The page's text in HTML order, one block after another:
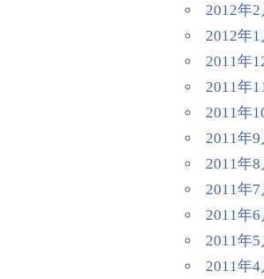
2012年2
2012年1
2011年
2011年
2011年
2011年9
2011年8
2011年7
2011年6
2011年5
2011年4